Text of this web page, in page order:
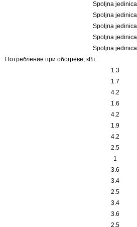
Spoljna jedinica
Spoljna jedinica
Spoljna jedinica
Spoljna jedinica
Spoljna jedinica
Потребление при обогреве, кВт:
1.3
1.7
4.2
1.6
4.2
1.9
4.2
2.5
1
3.6
3.4
2.5
3.4
3.6
2.5